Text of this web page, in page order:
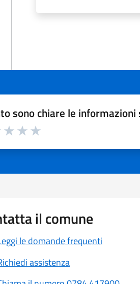
sono chiare le informazioni
a 5 stelle la pagina
il comune
le domande frequenti
assistenza